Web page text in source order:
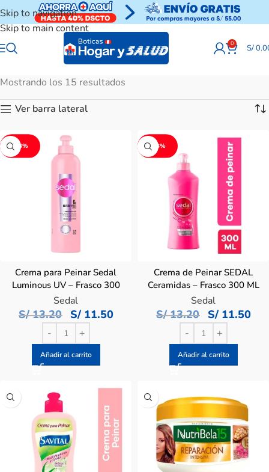
Skip to navigation
Skip to main content
0 S/
Mostrando los 15 resultados
Ver barra lateral
-13%
Crema para Peinar Sedal
Luminous UV – Frasco 300
ML
Sedal
S/13.20 S/11.50
Añadir al carrito
-13%
Crema de Peinar SEDAL
Ceramidas – Frasco 300 ML
Sedal
S/13.20 S/11.50
Añadir al carrito